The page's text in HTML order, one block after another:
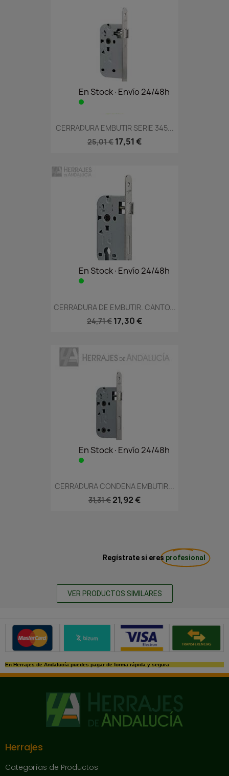
En Stock·Envío 24/48h
CERRADURA EMBUTIR SERIE 345...
25,01 € 17,51 €
En Stock·Envío 24/48h
CERRADURA DE EMBUTIR. CANTO...
24,71 € 17,30 €
En Stock·Envío 24/48h
CERRADURA CONDENA EMBUTIR...
31,31 € 21,92 €
Regístrate si eres profesional
VER PRODUCTOS SIMILARES
Métodos de pago seguros
En Herrajes de Andalucía puedes pagar de forma rápida y segura
Herrajes
Categorías de Productos